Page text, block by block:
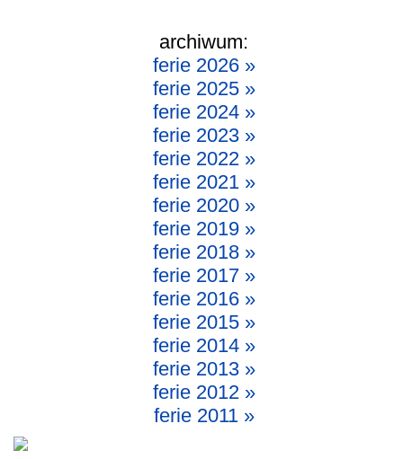
archiwum:
ferie 2026 »
ferie 2025 »
ferie 2024 »
ferie 2023 »
ferie 2022 »
ferie 2021 »
ferie 2020 »
ferie 2019 »
ferie 2018 »
ferie 2017 »
ferie 2016 »
ferie 2015 »
ferie 2014 »
ferie 2013 »
ferie 2012 »
ferie 2011 »